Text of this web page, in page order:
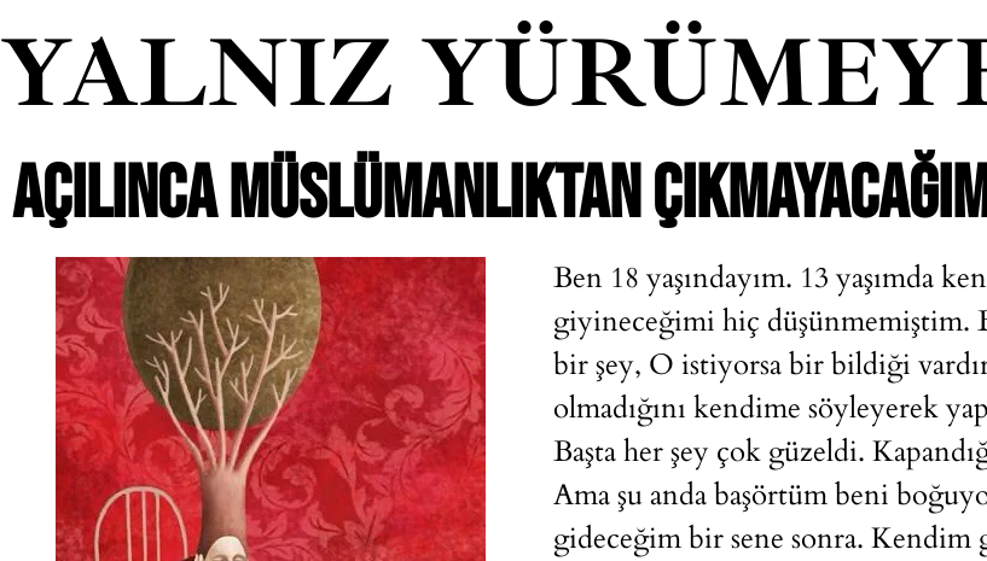
YALNIZ
AÇILINCA MÜSLÜMANLIKTAN
Ben 18 yaşındayım. 13 yaşımda
giyineceğimi hiç düşünmemiştim.
bir şey, O istiyorsa bir bildiği
olmadığını kendime söyleyerek
Başta her şey çok güzeldi.
Ama şu anda başörtüm beni
gideceğim bir sene sonra.